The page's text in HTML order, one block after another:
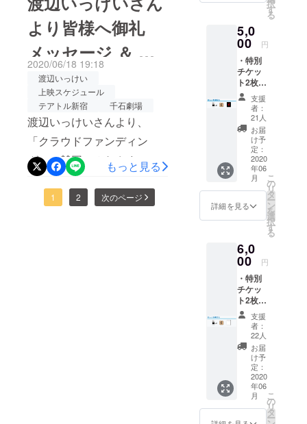
時～Aチケット前売り当日
1,200円 A.Bセットで2,000
円◼予約フォーム
https://docs.google.com/form
s/d/e/1FAIpQLSf9oQjvW5rq
5sC5oWp4lwOUlnXU3C1a
X1IF1NqcEOoC_haKuw/vie
wform?usp=sf_linkー－－登
壇者情報ー－－10月●25日
ふかき』遠山雄、榎本桜
郎監督、遠山雄、榎本桜、
小林英樹5日(日)遠山雄、榎
本桜、小林英樹★その他、
連日舞台挨拶あり★（登壇
者は予告なく変更になる可
能性があります）毎週火曜
日定休公式㏋：
https://www.tokiwa-
movie.com/index.html詳しい
上映時間などは公式HPをご
覧ください。●大山晃一郎監
生オーディオコメンタリー
上映！！舞台挨拶では語り
きれない『いつくしみふか
き』を是非見に来て下さ
い！今回のイベントは内容
ネタバレ必須となりますの
で『いつくしみふかき』を
一度以上ご覧になっていた
だいた方限定となります。
ご了承下さい。【上映作
てない方は間も無く終了と
なりますのでお見逃しな
く！テアトル新宿『いつく
しみふかき』7/3(金)～
7/9(木) ①10:45／
②20:15※7/10(金)～7/12(日)
は夜1回上映予定。クラウド
ファンディングで応援して
いただいた皆様のおかげて
沢山の劇場で上映が出来ま
す！現在26館！‪【劇場情
より皆様へ御礼
メッセージ ＆ 上
映スケジュール
2020/06/18 19:18
渡辺いっけい
上映スケジュール
テアトル新宿
千石劇場
渡辺いっけいさんより、
「クラウドファンディン
グ」ご賛同のみなさまへの
お礼メッセージが届きまし
た。また、上映スケジュー
もっと見る
1 2 次のページ
るも
DVD ※
画像は
イメー
ジで
す。実
際とは
異なる
場合が
ござい
ます。
択
す
る
5,0
00 円
・特別
チケッ
ト2枚
・映画
『いつ
くしみ
ふか
き』オ
リジナ
ルコー
スター
・大山
晃一郎
監督作
品『真
夜中の
り』
DVD ※
画像は
イメー
ジで
す。実
際とは
異なる
場合が
ござい
ます。
支援
者：
21人
お届
け予
定：
2020
年06
月
詳細を見る
こ
の
リ
タ
ー
ン
を
選
択
す
る
6,0
00 円
・特別
チケッ
ト2枚
・映画
『いつ
くしみ
ふか
き』オ
リジナ
ルコー
スター
・榎本
桜監督:
主演作
支援
者：
22人
お届
け予
定：
2020
年06
月
こ
の
リ
タ
ー